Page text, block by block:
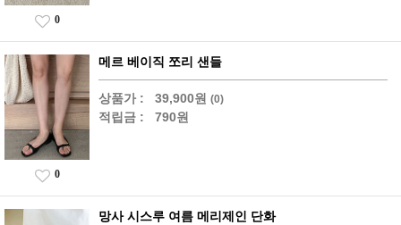
0
메르 베이직 쪼리 샌들
상품가 : 39,900원 (0)
적립금 : 790원
0
망사 시스루 여름 메리제인 단화